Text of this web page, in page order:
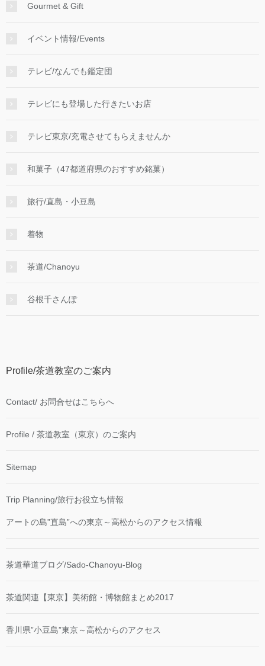
Gourmet & Gift
イベント情報/Events
テレビ/なんでも鑑定団
テレビにも登場した行きたいお店
テレビ東京/充電させてもらえませんか
和菓子（47都道府県のおすすめ銘菓）
旅行/直島・小豆島
着物
茶道/Chanoyu
谷根千さんぽ
Profile/茶道教室のご案内
Contact/ お問合せはこちらへ
Profile / 茶道教室（東京）のご案内
Sitemap
Trip Planning/旅行お役立ち情報
アートの島”直島”への東京～高松からのアクセス情報
茶道華道ブログ/Sado-Chanoyu-Blog
茶道関連【東京】美術館・博物館まとめ2017
香川県”小豆島”東京～高松からのアクセス